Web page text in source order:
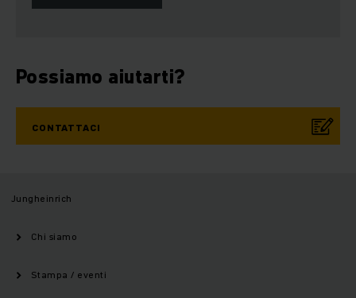
Possiamo aiutarti?
CONTATTACI
Jungheinrich
Chi siamo
Stampa / eventi